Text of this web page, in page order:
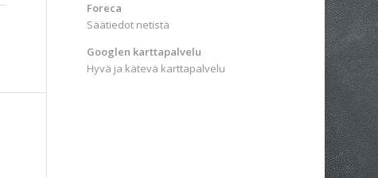
Foreca
Säätiedot netistä
Googlen karttapalvelu
Hyvä ja kätevä karttapalvelu